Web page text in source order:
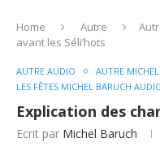
Home Autre
avant les Séli’hots
AUTRE AUDIO AUTRE
LES FÊTES MICHEL BARUCH
Explication des
Ecrit par Michel Baruch